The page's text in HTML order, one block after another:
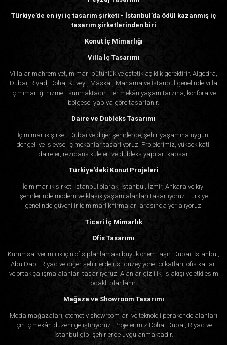
Türkiye’de en iyi iç tasarım şirketi - İstanbul’da ödül kazanmış iç
tasarım şirketlerinden biri
Konut İç Mimarlığı
Villa İç Tasarımı
Villalar mahremiyet, mimari bütünlük ve estetik açıklık gerektirir. Algedra,
Dubai, Riyad, Doha, Kuveyt, Maskat, Manama ve İstanbul genelinde villa
iç mimarlığı hizmeti sunmaktadır. Her mekân yaşam tarzına, konfora ve
bölgesel yapıya göre tasarlanır.
Daire ve Dubleks Tasarımı
İç mimarlık şirketi Dubai ve diğer şehirlerde, şehir yaşamına uygun,
dengeli ve işlevsel iç mekânlar tasarlıyoruz. Projelerimiz, yüksek katlı
daireler, rezidans kuleleri ve dubleks yapıları kapsar.
Türkiye'deki Konut Projeleri
İç mimarlık şirketi İstanbul olarak, İstanbul, İzmir, Ankara ve kıyı
şehirlerinde modern ve klasik yaşam alanları tasarlıyoruz. Türkiye
genelinde güvenilir iç mimarlık firmaları arasında yer alıyoruz.
Ticari İç Mimarlık
Ofis Tasarımı
Kurumsal verimlilik için ofis planlaması büyük önem taşır. Dubai, İstanbul,
Abu Dabi, Riyad ve diğer şehirlerde üst düzey yönetici katları, ofis katları
ve ortak çalışma alanları tasarlıyoruz. Alanlar gizlilik, iş akışı ve etkileşim
odaklı planlanır.
Mağaza ve Showroom Tasarımı
Moda mağazaları, otomotiv showroom’ları ve teknoloji perakende alanları
için iç mekân düzeni geliştiriyoruz. Projelerimiz Doha, Dubai, Riyad ve
İstanbul gibi şehirlerde uygulanmaktadır.